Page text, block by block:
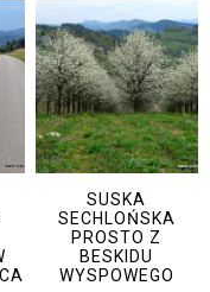
SUSKA
SECHLOŃSKA
PROSTO Z
BESKIDU
WYSPOWEGO